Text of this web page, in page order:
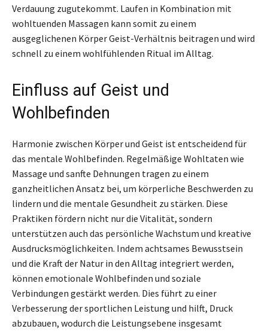
Verdauung zugutekommt. Laufen in Kombination mit
wohltuenden Massagen kann somit zu einem
ausgeglichenen Körper Geist-Verhältnis beitragen und wird
schnell zu einem wohlfühlenden Ritual im Alltag.
Einfluss auf Geist und
Wohlbefinden
Harmonie zwischen Körper und Geist ist entscheidend für
das mentale Wohlbefinden. Regelmäßige Wohltaten wie
Massage und sanfte Dehnungen tragen zu einem
ganzheitlichen Ansatz bei, um körperliche Beschwerden zu
lindern und die mentale Gesundheit zu stärken. Diese
Praktiken fördern nicht nur die Vitalität, sondern
unterstützen auch das persönliche Wachstum und kreative
Ausdrucksmöglichkeiten. Indem achtsames Bewusstsein
und die Kraft der Natur in den Alltag integriert werden,
können emotionale Wohlbefinden und soziale
Verbindungen gestärkt werden. Dies führt zu einer
Verbesserung der sportlichen Leistung und hilft, Druck
abzubauen, wodurch die Leistungsebene insgesamt